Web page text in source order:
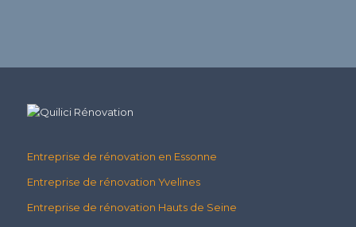
Entreprise de rénovation en Essonne
Entreprise de rénovation Yvelines
Entreprise de rénovation Hauts de Seine